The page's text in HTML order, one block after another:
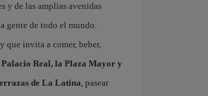
y de las amplias avenidas
gente de todo el mundo.
que invita a comer, beber,
Palacio Real, la Plaza Mayor y
de La Latina, pasear